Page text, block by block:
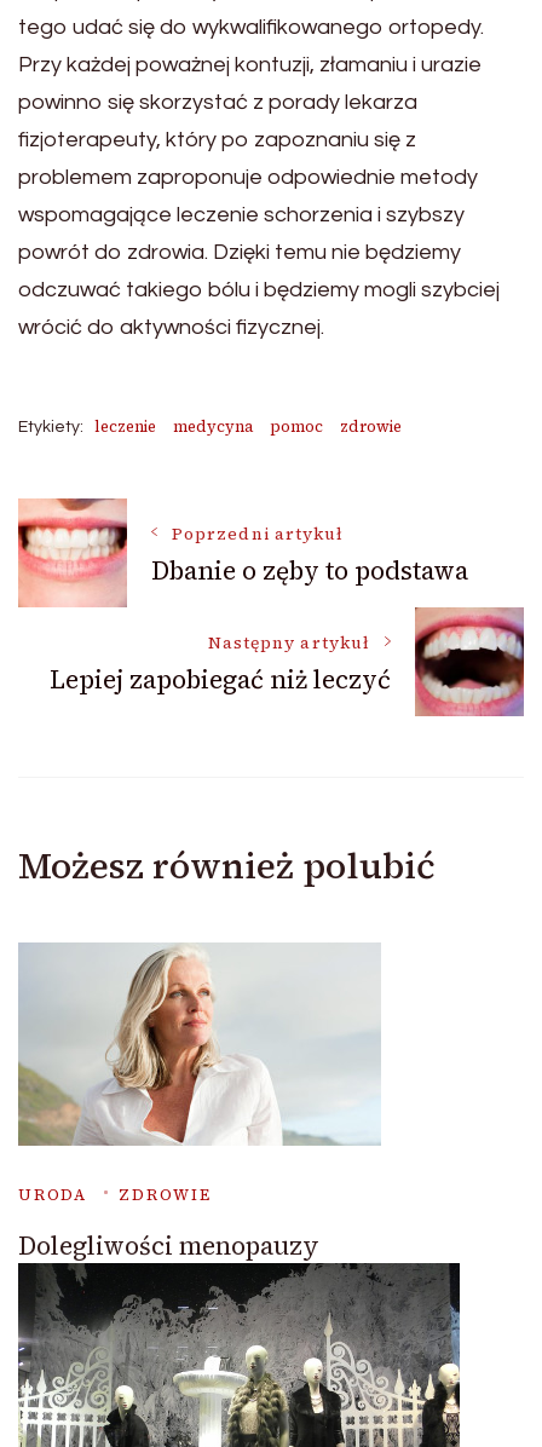
tego udać się do wykwalifikowanego ortopedy.
Przy każdej poważnej kontuzji, złamaniu i urazie
powinno się skorzystać z porady lekarza
fizjoterapeuty, który po zapoznaniu się z
problemem zaproponuje odpowiednie metody
wspomagające leczenie schorzenia i szybszy
powrót do zdrowia. Dzięki temu nie będziemy
odczuwać takiego bólu i będziemy mogli szybciej
wrócić do aktywności fizycznej.
Etykiety: leczenie medycyna pomoc zdrowie
Nawigacja
wpisu
Poprzedni artykuł
Dbanie o zęby to podstawa
Następny artykuł
Lepiej zapobiegać niż leczyć
Możesz również polubić
URODA ZDROWIE
Dolegliwości menopauzy